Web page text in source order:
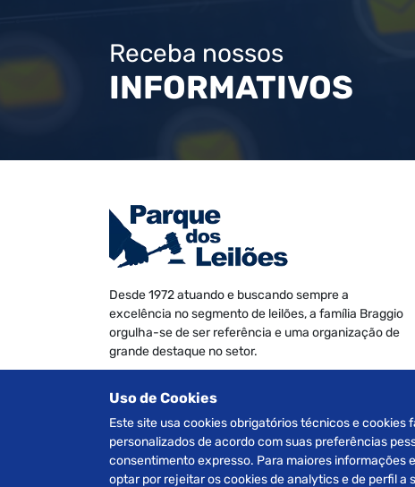
Receba nossos
INFORMATIVOS
Desde 1972 atuando e buscando sempre a
excelência no segmento de leilões, a família Braggio
orgulha-se de ser referência e uma organização de
grande destaque no setor.
Veículos, Imóveis Judiciais e Extrajudiciais, Máquinas
e Equipamentos, Informática e Móveis diversos.
Uso de Cookies
Este site usa cookies obrigatórios técnicos e
personalizados de acordo com suas preferências
consentimento expresso. Para maiores informações
optar por rejeitar os cookies de analytics e de perfil